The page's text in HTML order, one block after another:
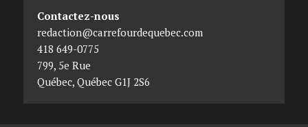
Contactez-nous
redaction@carrefourdequebec.com
418 649-0775
799, 5e Rue
Québec, Québec G1J 2S6